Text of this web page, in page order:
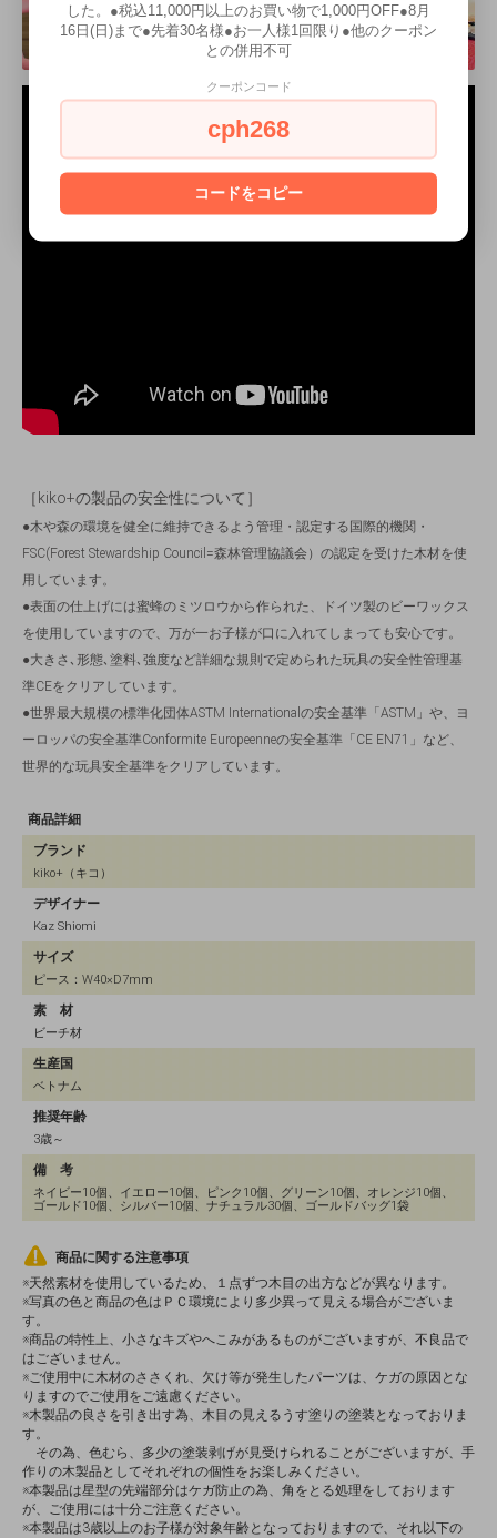
［kiko+の製品の安全性について］
●木や森の環境を健全に維持できるよう管理・認定する国際的機関・
FSC(Forest Stewardship Council=森林管理協議会）の認定を受けた木材を使
用しています。
●表面の仕上げには蜜蜂のミツロウから作られた、ドイツ製のビーワックス
を使用していますので、万が一お子様が口に入れてしまっても安心です。
●大きさ､形態､塗料､強度など詳細な規則で定められた玩具の安全性管理基
準CEをクリアしています。
●世界最大規模の標準化団体ASTM Internationalの安全基準「ASTM」や、ヨ
ーロッパの安全基準Conformite Europeenneの安全基準「CE EN71」など、
世界的な玩具安全基準をクリアしています。
商品詳細
ブランド
kiko+（キコ）
デザイナー
Kaz Shiomi
サイズ
ピース：W40×D7mm
素 材
ビーチ材
生産国
ベトナム
推奨年齢
3歳～
備 考
ネイビー10個、イエロー10個、ピンク10個、グリーン10個、オレンジ10個、
ゴールド10個、シルバー10個、ナチュラル30個、ゴールドバッグ1袋
商品に関する注意事項
※天然素材を使用しているため、１点ずつ木目の出方などが異なります。
※写真の色と商品の色はＰＣ環境により多少異って見える場合がございま
す。
※商品の特性上、小さなキズやへこみがあるものがございますが、不良品で
はございません。
※ご使用中に木材のささくれ、欠け等が発生したパーツは、ケガの原因とな
りますのでご使用をご遠慮ください。
※木製品の良さを引き出す為、木目の見えるうす塗りの塗装となっておりま
す。
その為、色むら、多少の塗装剥げが見受けられることがございますが、手
作りの木製品としてそれぞれの個性をお楽しみください。
※本製品は星型の先端部分はケガ防止の為、角をとる処理をしております
が、ご使用には十分ご注意ください。
※本製品は3歳以上のお子様が対象年齢となっておりますので、それ以下の
した。●税込11,000円以上のお買い物で1,000円OFF●8月
16日(日)まで●先着30名様●お一人様1回限り●他のクーポン
との併用不可
クーポンコード
cph268
コードをコピー